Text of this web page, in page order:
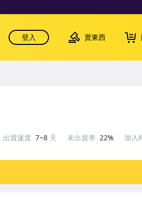
登入 賣東西
出貨速度 7~8 天 未出貨率 22% 加入